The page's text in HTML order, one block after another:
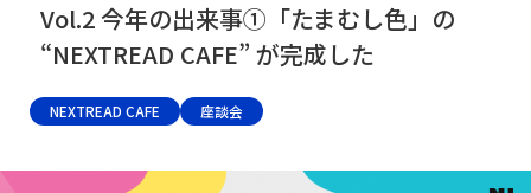
Vol.2 今年の出来事➀「たまむし色」の
“NEXTREAD CAFE” が完成した
NEXTREAD CAFE 座談会